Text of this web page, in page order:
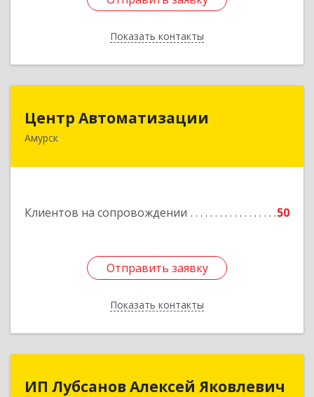
Показать контакты
Назад
Центр Автоматизации
Амурск
Клиентов на сопровождении 50
Отправить заявку
Показать контакты
682640, Хабаровский край, Амурск г, Мира пр-
Отправить заявку
Назад
ИП Лубсанов Алексей Яковлевич
ИП Лубсанов Алексей Яковлевич